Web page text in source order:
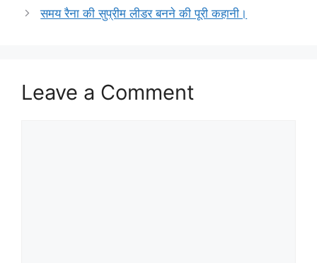
समय रैना की सुप्रीम लीडर बनने की पूरी कहानी।
Leave a Comment